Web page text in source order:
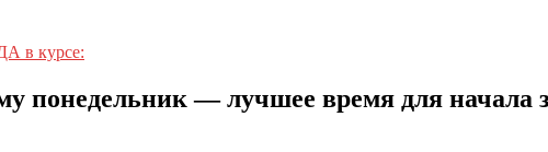
в курсе:
понедельник — лучшее время для начала